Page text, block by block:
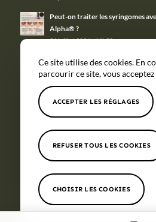
Peut-on traiter les syringomes
Alpha® ?
31 juillet 2026 - 11h58
© Copyright - - Site
Tous nos
soins
Ce site utilise des cookies. En
parcourir ce site, vous
ACCEPTER LES RÉGLAGES
REFUSER TOUS LES COOKIES
CHOISIR LES COOKIES